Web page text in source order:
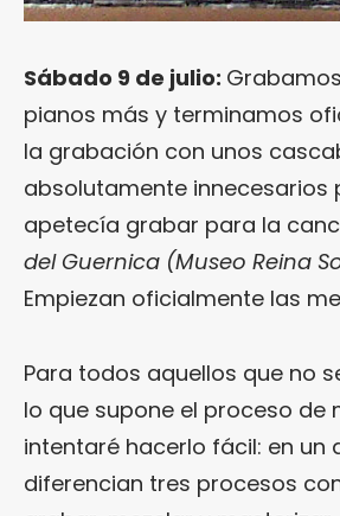
Sábado 9 de julio:
pianos más y terminamos
la grabación con unos
absolutamente innecesarios
apetecía grabar para la
del Guernica (Museo Reina
Empiezan oficialmente las
Para todos aquellos que no
lo que supone el proceso de
intentaré hacerlo fácil: en un
diferencian tres procesos